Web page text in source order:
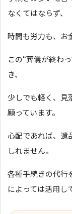
なくてはならず、
時間も労力も、お
この“葬儀が終わ
き、
少しでも軽く、見
願っています。
心配であれば、遺
しれません。
各種手続きの代行
によっては活用し